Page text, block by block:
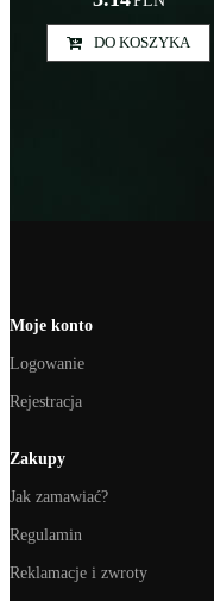
DO KOSZYKA
Moje konto
Logowanie
Rejestracja
Zakupy
Jak zamawiać?
Regulamin
Reklamacje i zwroty